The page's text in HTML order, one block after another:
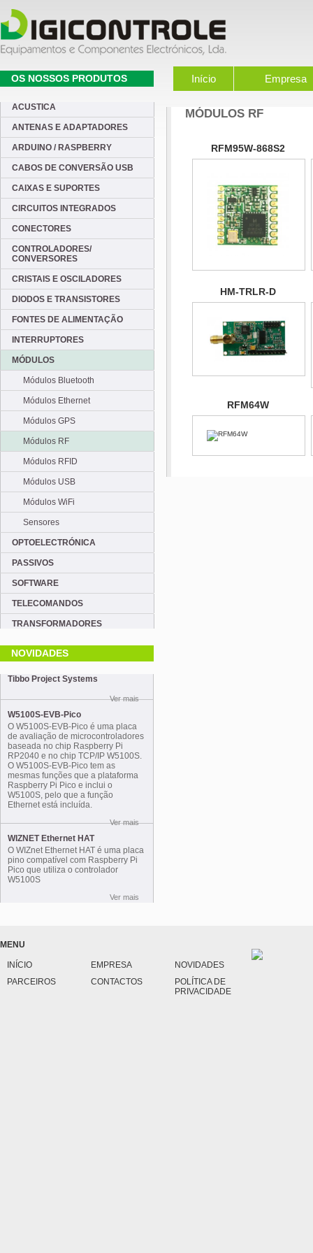
Início Empresa
MÓDULOS RF
RFM95W-868S2
HM-TRLR-D
RFM64W
OS NOSSOS PRODUTOS
ACUSTICA
ANTENAS E ADAPTADORES
ARDUINO / RASPBERRY
CABOS DE CONVERSÃO USB
CAIXAS E SUPORTES
CIRCUITOS INTEGRADOS
CONECTORES
CONTROLADORES/
CONVERSORES
CRISTAIS E OSCILADORES
DIODOS E TRANSISTORES
FONTES DE ALIMENTAÇÃO
INTERRUPTORES
MÓDULOS
Módulos Bluetooth
Módulos Ethernet
Módulos GPS
Módulos RF
Módulos RFID
Módulos USB
Módulos WiFi
Sensores
OPTOELECTRÓNICA
PASSIVOS
SOFTWARE
TELECOMANDOS
TRANSFORMADORES
NOVIDADES
Tibbo Project Systems
Ver mais
W5100S-EVB-Pico
O W5100S-EVB-Pico é uma placa
de avaliação de microcontroladores
baseada no chip Raspberry Pi
RP2040 e no chip TCP/IP W5100S.
O W5100S-EVB-Pico tem as
mesmas funções que a plataforma
Raspberry Pi Pico e inclui o
W5100S, pelo que a função
Ethernet está incluída.
Ver mais
WIZNET Ethernet HAT
O WIZnet Ethernet HAT é uma placa
pino compatível com Raspberry Pi
Pico que utiliza o controlador
W5100S
Ver mais
MENU
INÍCIO EMPRESA
NOVIDADES
PARCEIROS
CONTACTOS
POLÍTICA DE
PRIVACIDADE